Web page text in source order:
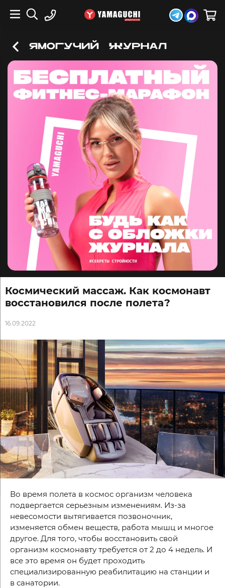
Космический массаж. Как космонавт
восстановился после полета?
16.09.2022
Во время полета в космос организм человека
подвергается серьезным изменениям. Из-за
невесомости вытягивается позвоночник,
изменяется обмен веществ, работа мышц и многое
другое. Для того, чтобы восстановить свой
организм космонавту требуется от 2 до 4 недель. И
все это время он будет проходить
специализированную реабилитацию на станции и
в санатории.